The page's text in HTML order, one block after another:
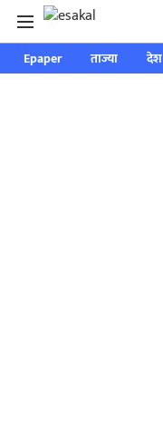
Epaper ताज्या देश